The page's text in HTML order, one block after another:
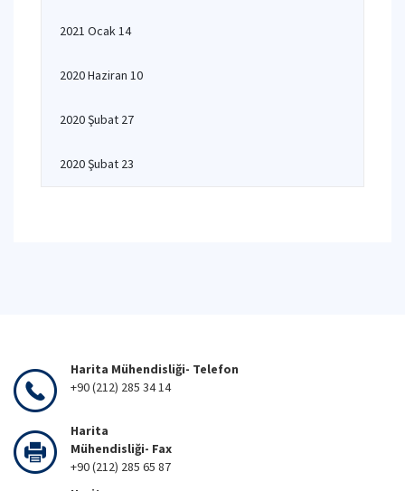
2021 Ocak 14
2020 Haziran 10
2020 Şubat 27
2020 Şubat 23
Harita Mühendisliği- Telefon
+90 (212) 285 34 14
Harita
Mühendisliği- Fax
+90 (212) 285 65 87